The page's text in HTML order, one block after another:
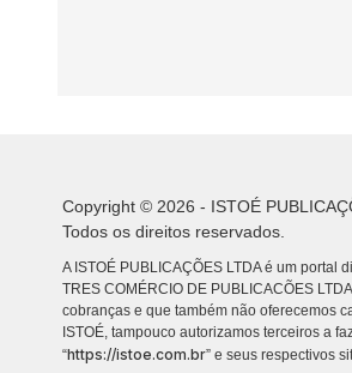
Copyright © 2026 - ISTOÉ
Todos os direitos reservados.
A ISTOÉ PUBLICAÇÕES LTDA é um
TRES COMÉRCIO DE PUBLICACÕES
cobranças e que também não oferecemos
ISTOÉ, tampouco autorizamos terceiros a
“https://istoe.com.br” e seus respectivos